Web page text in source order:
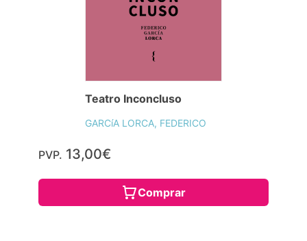
Teatro Inconcluso
GARCíA LORCA, FEDERICO
PVP. 13,00€
Comprar